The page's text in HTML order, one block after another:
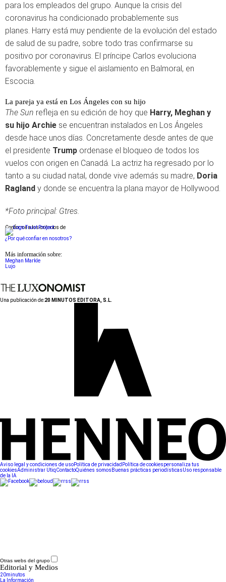
para los empleados del grupo. Aunque la crisis del
coronavirus ha condicionado probablemente sus
planes. Harry está muy pendiente de la evolución del estado
de salud de su padre, sobre todo tras confirmarse su
positivo por coronavirus. El príncipe Carlos evoluciona
favorablemente y sigue el aislamiento en Balmoral, en
Escocia.
La pareja ya está en Los Ángeles con su hijo
The Sun refleja en su edición de hoy que Harry, Meghan y
su hijo Archie se encuentran instalados en Los Ángeles
desde hace unos días. Concretamente desde antes de que
el presidente Trump ordenase el bloqueo de todos los
vuelos con origen en Canadá. La actriz ha regresado por lo
tanto a su ciudad natal, donde vive además su madre, Doria
Ragland y donde se encuentra la plana mayor de Hollywood.
*Foto principal: Gtres.
Conforme a los criterios de
¿Por qué confiar en nosotros?
Más información sobre:
Meghan Markle
Lujo
Una publicación de:20 MINUTOS EDITORA, S.L.
Aviso legal y condiciones de usoPolítica de privacidad Política de cookiespersonaliza tus
cookiesAdministrar UtiqContactoQuiénes somos Buenas prácticas periodísticasUso responsable
de la IA
Otras webs del grupo
Editorial y Medios
20minutos
La Información